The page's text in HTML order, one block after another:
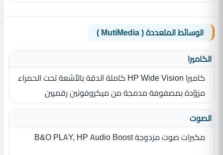
الوسائط المتعددة ( MutiMedia )
الكاميرا
كاميرا HP Wide Vision‏ كاملة الدقة بالأشعة تحت الحمراء
مزوّدة بمصفوفة مدمجة من ميكروفونين رقميين
الصوت
مكبرات صوت مزدوجة B&O PLAY, HP Audio Boost